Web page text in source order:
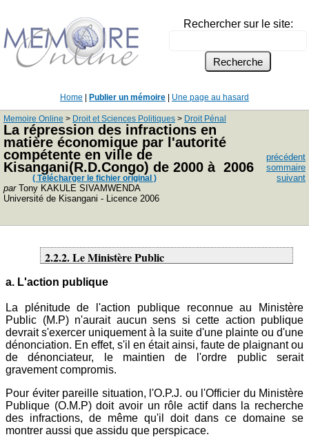
Rechercher sur le site:
Home Publier un mémoire Une page au hasard
Memoire Online > Droit et Sciences Politiques > Droit Pénal
La répression des infractions en
matière économique par l'autorité
compétente en ville de
Kisangani(R.D.Congo) de 2000 à 2006
( Télécharger le fichier original )
parTony KAKULE SIVAMWENDA
Université de Kisangani - Licence 2006
précédent
sommaire
suivant
2.2.2. Le Ministère Public
a. L'action publique
La plénitude de l'action publique reconnue au Ministère
Public (M.P) n'aurait aucun sens si cette action publique
devrait s'exercer uniquement à la suite d'une plainte ou d'une
dénonciation. En effet, s'il en était ainsi, faute de plaignant ou
de dénonciateur, le maintien de l'ordre public serait
gravement compromis.
Pour éviter pareille situation, l'O.P.J. ou l'Officier du Ministère
Publique (O.M.P) doit avoir un rôle actif dans la recherche
des infractions, de même qu'il doit dans ce domaine se
montrer aussi que assidu que perspicace.